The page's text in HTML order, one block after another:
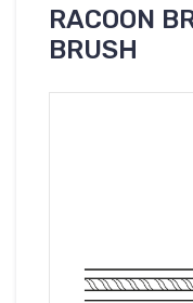
RACOON
BRUSH